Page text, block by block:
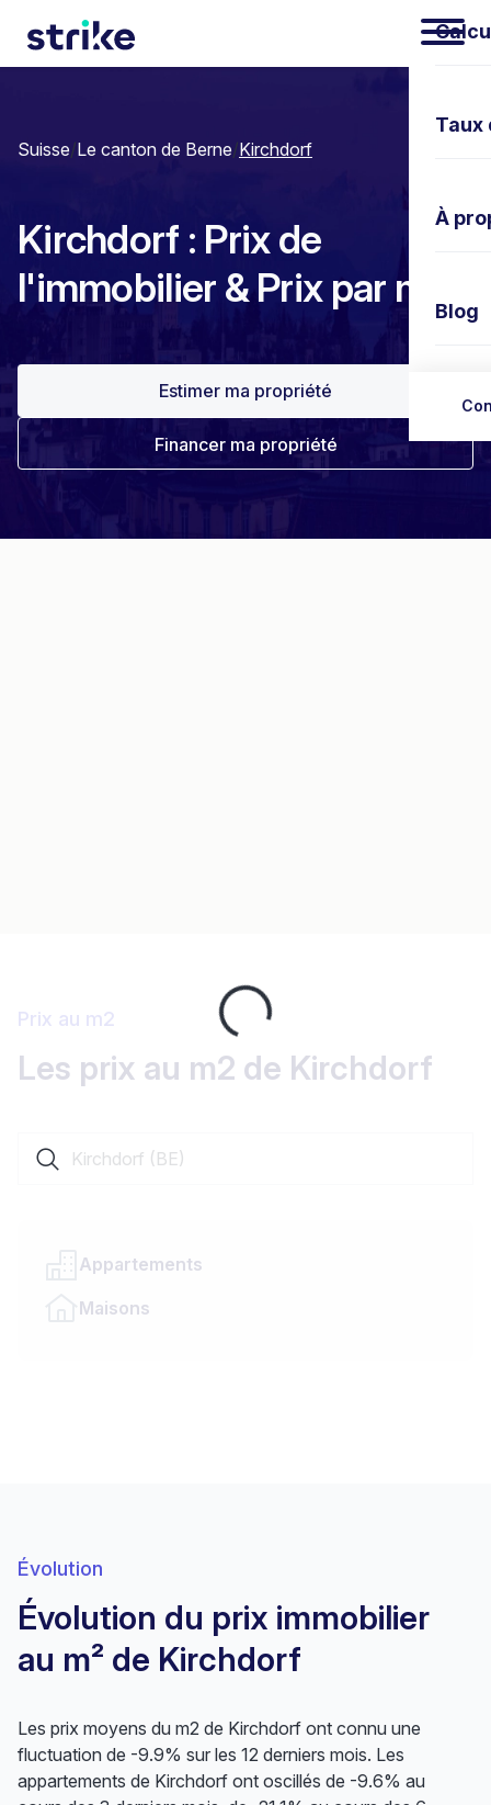
À
Blog
Suisse/Le canton de Berne/Kirchdorf
Kirchdorf : Prix de
l'immobilier & Prix par m²
Estimer ma propriété
Financer ma propriété
Loading...
Prix au m2
Les prix au m2 de Kirchdorf
Appartements
Maisons
Évolution
Évolution du prix immobilier
au m² de Kirchdorf
Les prix moyens du m2 de Kirchdorf ont connu une
fluctuation de -9.9% sur les 12 derniers mois. Les
appartements de Kirchdorf ont oscillés de -9.6% au